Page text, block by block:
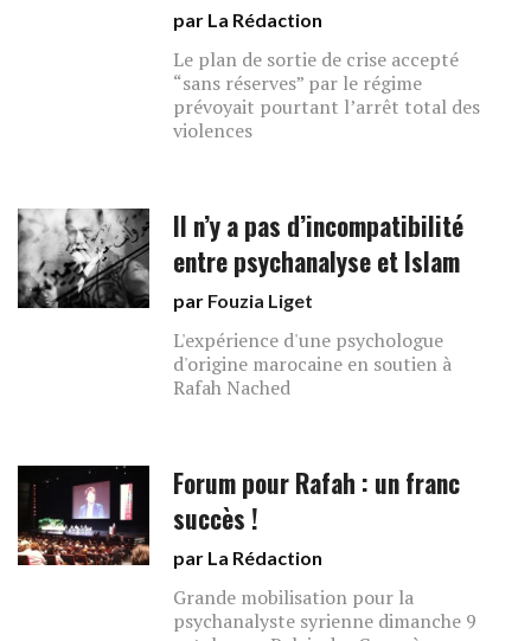
par La Rédaction
Le plan de sortie de crise accepté
“sans réserves” par le régime
prévoyait pourtant l’arrêt total des
violences
Il n’y a pas d’incompatibilité
entre psychanalyse et Islam
par Fouzia Liget
L'expérience d'une psychologue
d'origine marocaine en soutien à
Rafah Nached
Forum pour Rafah : un franc
succès !
par La Rédaction
Grande mobilisation pour la
psychanalyste syrienne dimanche 9